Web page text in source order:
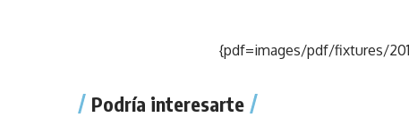
{pdf=images/pdf/fixtures/
Podría interesarte